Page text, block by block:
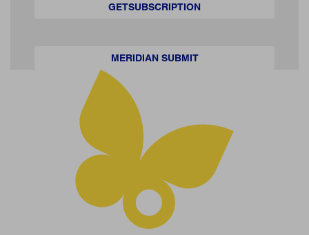
GETSUBSCRIPTION
MERIDIAN SUBMIT